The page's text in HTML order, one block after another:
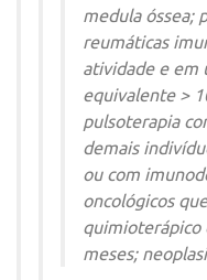
medula óssea;
reumáticas
atividade e em
equivalente >
pulsoterapia
demais
ou com
oncológicos
quimioterápico
meses;